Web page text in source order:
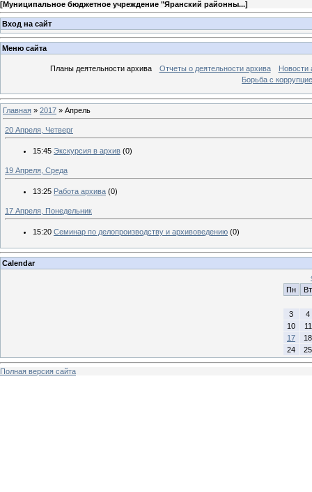
[Муниципальное бюджетное учреждение "Яранский районны...]
Вход на сайт
Меню сайта
Планы деятельности архива Отчеты о деятельности архива
Новости
Борьба с
Главная » 2017 » Апрель
20 Апреля, Четверг
15:45 Экскурсия в архив (0)
19 Апреля, Среда
13:25 Работа архива (0)
17 Апреля, Понедельник
15:20 Семинар по делопроизводству и архивоведению (0)
Calendar
Пн
Вт
3
4
10
11
17
18
24
25
Полная версия сайта